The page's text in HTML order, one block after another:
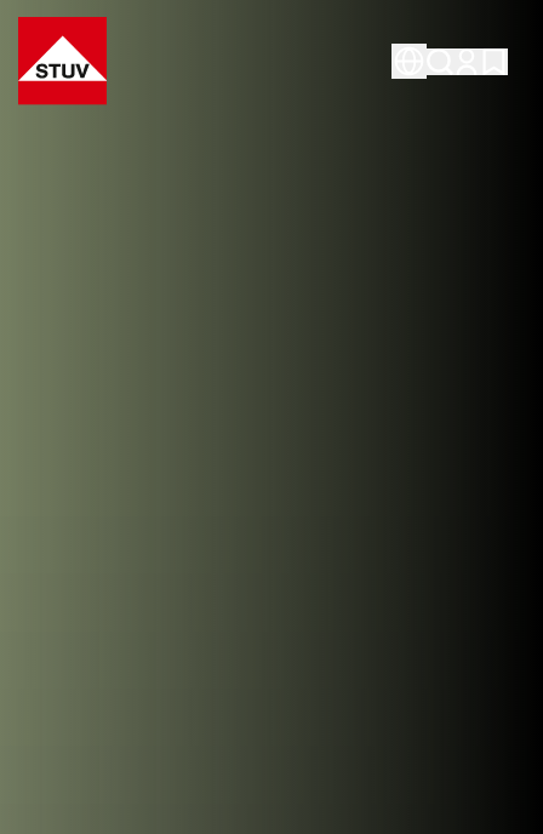
Go To the Homepage